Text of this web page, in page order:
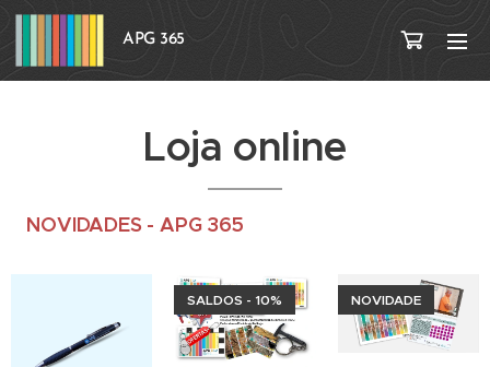
APG 365
Loja online
NOVIDADES - APG 365
SALDOS - 10% NOVIDADE